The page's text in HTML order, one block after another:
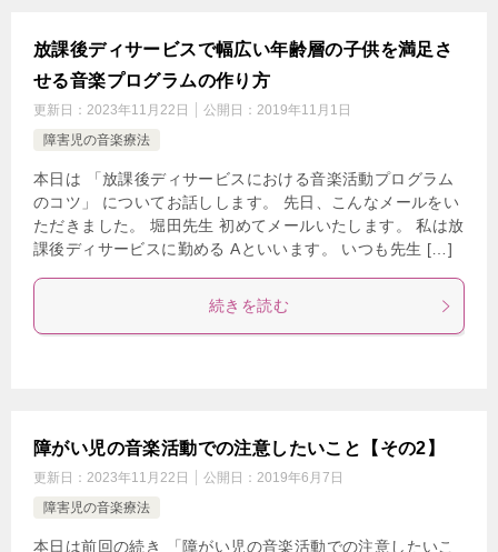
放課後ディサービスで幅広い年齢層の子供を満足さ
せる音楽プログラムの作り方
更新日： 2023年11月22日 公開日： 2019年11月1日
障害児の音楽療法
本日は 「放課後ディサービスにおける音楽活動プログラム
のコツ」 についてお話しします。 先日、こんなメールをい
ただきました。 堀田先生 初めてメールいたします。 私は放
課後ディサービスに勤める Aといいます。 いつも先生 […]
続きを読む
障がい児の音楽活動での注意したいこと【その2】
更新日： 2023年11月22日 公開日： 2019年6月7日
障害児の音楽療法
本日は前回の続き 「障がい児の音楽活動での注意したいこ